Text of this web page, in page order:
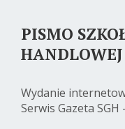
PISMO
Wydanie
Serwis Gazeta SGH